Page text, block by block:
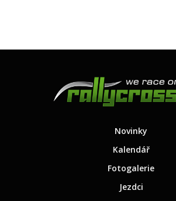
Novinky
Kalendář
Fotogalerie
Jezdci